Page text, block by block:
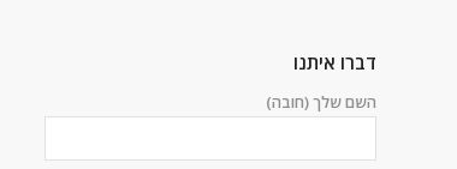
דברו איתנו
השם שלך (חובה)